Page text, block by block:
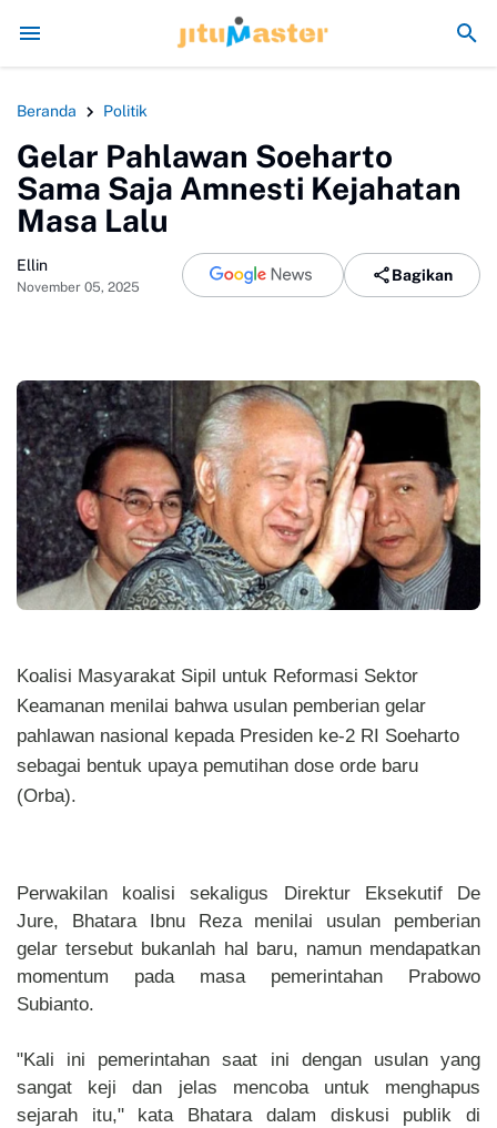
Era Jokowi seperti Sengaja Rusak Alam Sumatra
Beranda Politik
Gelar Pahlawan Soeharto
Sama Saja Amnesti Kejahatan
Masa Lalu
Ellin
November 05, 2025
Bagikan
Koalisi Masyarakat Sipil untuk Reformasi Sektor
Keamanan menilai bahwa usulan pemberian gelar
pahlawan nasional kepada Presiden ke-2 RI Soeharto
sebagai bentuk upaya pemutihan dose orde baru
(Orba).
Perwakilan koalisi sekaligus Direktur Eksekutif De
Jure, Bhatara Ibnu Reza menilai usulan pemberian
gelar tersebut bukanlah hal baru, namun mendapatkan
momentum pada masa pemerintahan Prabowo
Subianto.
"Kali ini pemerintahan saat ini dengan usulan yang
sangat keji dan jelas mencoba untuk menghapus
sejarah itu," kata Bhatara dalam diskusi publik di